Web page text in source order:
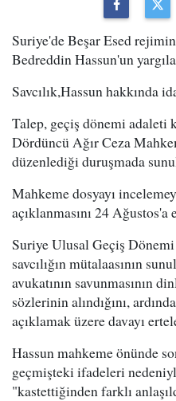
Suriye'de Beşar Esed
Bedreddin Hassun'un
Savcılık,Hassun hakkında
Talep, geçiş dönemi adaleti
Dördüncü Ağır Ceza
düzenlediği duruşmada
Mahkeme dosyayı
açıklanmasını 24 Ağustos'a
Suriye Ulusal Geçiş
savcılığın mütalaasının
avukatının savunmasının
sözlerinin alındığını,
açıklamak üzere davayı
Hassun mahkeme önünde
geçmişteki ifadeleri
"kastettiğinden farklı